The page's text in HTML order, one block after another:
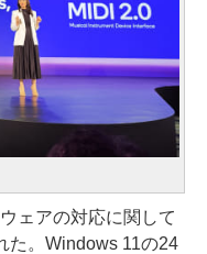
ェアの対応に関して
た。Windows 11の24